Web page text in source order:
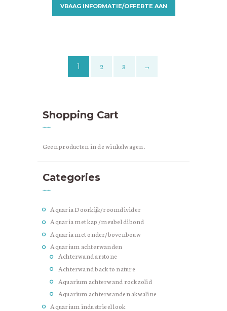
VRAAG INFORMATIE/OFFERTE AAN
1 2 3 →
Shopping Cart
Geen producten in de winkelwagen.
Categories
Aquaria Doorkijk/roomdivider
Aquaria met kap /meubel dibond
Aquaria met onder/bovenbouw
Aquarium achterwanden
Achterwand arstone
Achterwand back to nature
Aquarium achterwand rockzolid
Aquarium achterwanden akwaline
Aquarium industrieel look